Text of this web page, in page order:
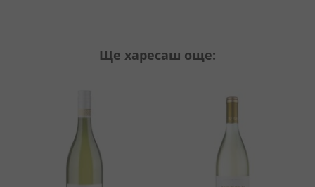
Ще харесаш още: